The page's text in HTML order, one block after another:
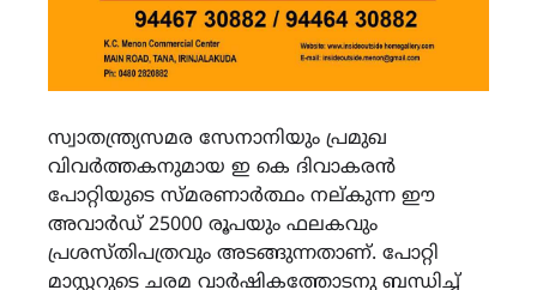
സ്വാതന്ത്ര്യസമര സേനാനിയും പ്രമുഖ
വിവർത്തകനുമായ ഇ കെ ദിവാകരൻ
പോറ്റിയുടെ സ്മരണാർത്ഥം നല്കുന്ന ഈ
അവാർഡ് 25000 രൂപയും ഫലകവും
പ്രശസ്തിപത്രവും അടങ്ങുന്നതാണ്. പോറ്റി
മാസ്റ്ററുടെ ചരമ വാർഷികത്തോടനു ബന്ധിച്ച്